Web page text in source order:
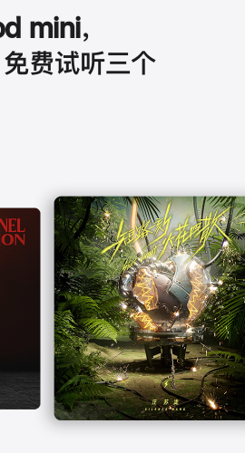
mini，
费试听三个